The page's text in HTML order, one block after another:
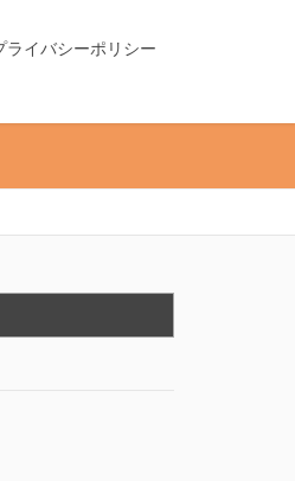
ライバシーポリシー